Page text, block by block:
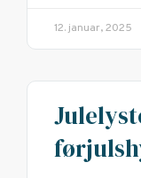
12. januar, 2025